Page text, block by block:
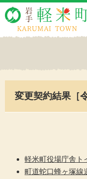
変更契約結果［
軽米町役場庁舎ト
町道蛇口蜂ヶ塚線